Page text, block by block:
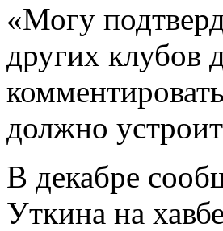
«Могу
других клубов
должно
В декабре
Уткина на